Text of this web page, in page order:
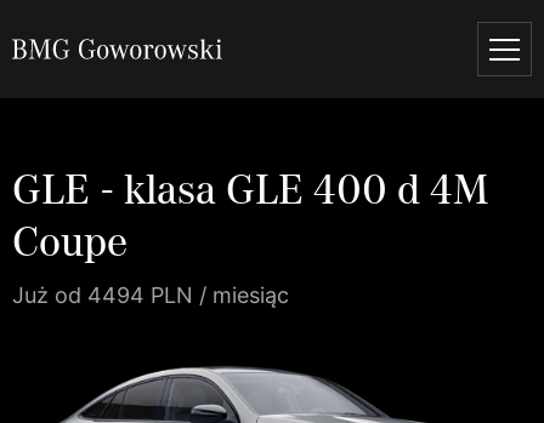
GLE - klasa GLE 400 d 4M
Coupe
Już od 4494 PLN / miesiąc